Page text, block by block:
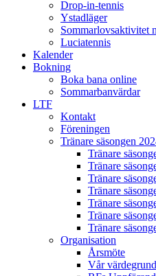
Drop-in-tennis
Ystadläger
Sommarlovsaktivitet
Luciatennis
Kalender
Bokning
Boka bana online
Sommarbanvärdar
LTF
Kontakt
Föreningen
Tränare säsongen
Tränare
Tränare
Tränare
Tränare
Tränare
Tränare
Tränare
Organisation
Årsmöte
Vår värdegrund